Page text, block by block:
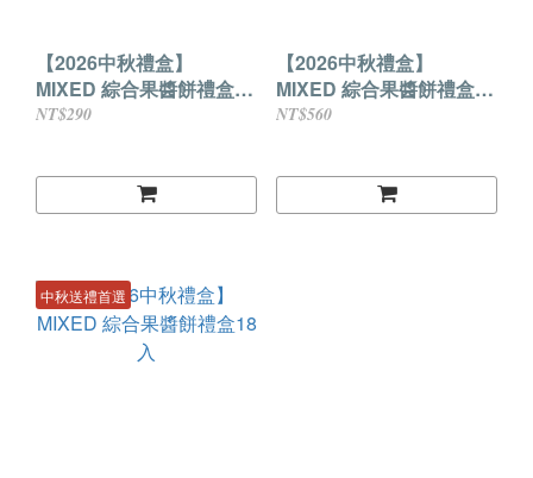
【2026中秋禮盒】
MIXED 綜合果醬餅禮盒6
入
NT$290
【2026中秋禮盒】
MIXED 綜合果醬餅禮盒12
入
NT$560
中秋送禮首選